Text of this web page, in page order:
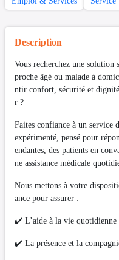
Description
Vous recherchez une solution
proche âgé ou malade à
ntir confort, sécurité et
r ?
Faites confiance à un service
expérimenté, pensé pour
endantes, des patients en
ne assistance médicale
Nous mettons à votre
ance pour assurer :
✔️ L’aide à la vie quotidienne
✔️ La présence et la